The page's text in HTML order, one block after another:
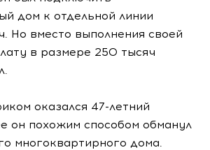
дом к отдельной линии
Но вместо выполнения своей
в размере 250 тысяч
оказался 47-летний
он похожим способом обманул
многоквартирного дома.